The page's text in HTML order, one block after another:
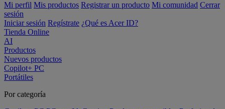
Mi perfil Mis productos Registrar un producto Mi comunidad Cerrar
sesión
Iniciar sesión Regístrate ¿Qué es Acer ID?
Tienda Online
AI
Productos
Nuevos productos
Copilot+ PC
Portátiles
Por categoría